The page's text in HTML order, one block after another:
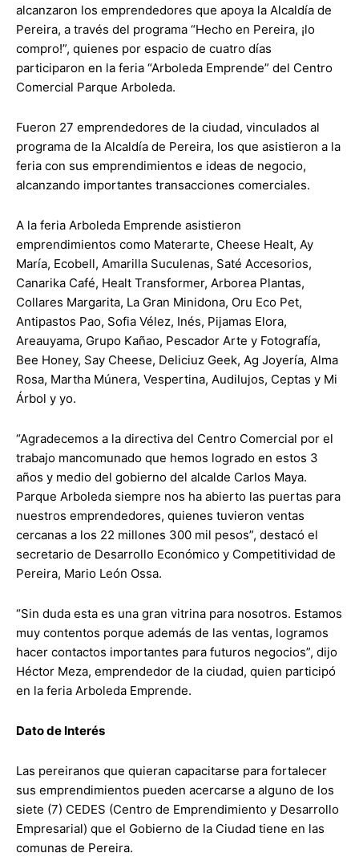
alcanzaron los emprendedores que apoya la Alcaldía de
Pereira, a través del programa “Hecho en Pereira, ¡lo
compro!”, quienes por espacio de cuatro días
participaron en la feria “Arboleda Emprende” del Centro
Comercial Parque Arboleda.
Fueron 27 emprendedores de la ciudad, vinculados al
programa de la Alcaldía de Pereira, los que asistieron a la
feria con sus emprendimientos e ideas de negocio,
alcanzando importantes transacciones comerciales.
A la feria Arboleda Emprende asistieron
emprendimientos como Materarte, Cheese Healt, Ay
María, Ecobell, Amarilla Suculenas, Saté Accesorios,
Canarika Café, Healt Transformer, Arborea Plantas,
Collares Margarita, La Gran Minidona, Oru Eco Pet,
Antipastos Pao, Sofia Vélez, Inés, Pijamas Elora,
Areauyama, Grupo Kañao, Pescador Arte y Fotografía,
Bee Honey, Say Cheese, Deliciuz Geek, Ag Joyería, Alma
Rosa, Martha Múnera, Vespertina, Audilujos, Ceptas y Mi
Árbol y yo.
“Agradecemos a la directiva del Centro Comercial por el
trabajo mancomunado que hemos logrado en estos 3
años y medio del gobierno del alcalde Carlos Maya.
Parque Arboleda siempre nos ha abierto las puertas para
nuestros emprendedores, quienes tuvieron ventas
cercanas a los 22 millones 300 mil pesos”, destacó el
secretario de Desarrollo Económico y Competitividad de
Pereira, Mario León Ossa.
“Sin duda esta es una gran vitrina para nosotros. Estamos
muy contentos porque además de las ventas, logramos
hacer contactos importantes para futuros negocios”, dijo
Héctor Meza, emprendedor de la ciudad, quien participó
en la feria Arboleda Emprende.
Dato de Interés
Las pereiranos que quieran capacitarse para fortalecer
sus emprendimientos pueden acercarse a alguno de los
siete (7) CEDES (Centro de Emprendimiento y Desarrollo
Empresarial) que el Gobierno de la Ciudad tiene en las
comunas de Pereira.